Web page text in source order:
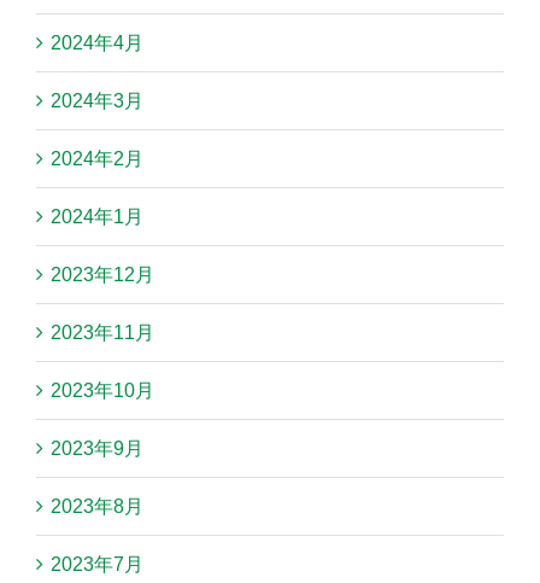
2024年4月
2024年3月
2024年2月
2024年1月
2023年12月
2023年11月
2023年10月
2023年9月
2023年8月
2023年7月